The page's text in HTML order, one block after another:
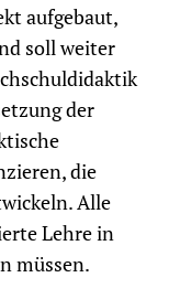
aufgebaut,
soll weiter
der
die
Alle
Lehre in
müssen.